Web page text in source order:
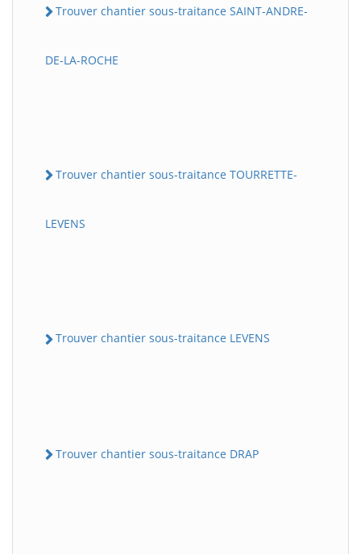
Trouver chantier sous-traitance SAINT-ANDRE-
DE-LA-ROCHE
Trouver chantier sous-traitance TOURRETTE-
LEVENS
Trouver chantier sous-traitance LEVENS
Trouver chantier sous-traitance DRAP